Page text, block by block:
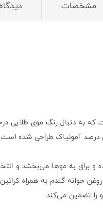
مشخصات
که به دنبال رنگ موی
درصد آمونیاک طراحی شده
و براق به موها می‌بخشد و
را تضمین می‌کند.